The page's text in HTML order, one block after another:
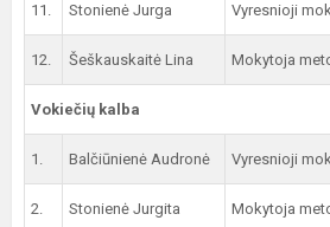
11. Stonienė Jurga Vyresnioji
12. Šeškauskaitė Lina Mokytoja
Vokiečių kalba
1. Balčiūnienė Audronė Vyresnioji
2. Stonienė Jurgita Mokytoja